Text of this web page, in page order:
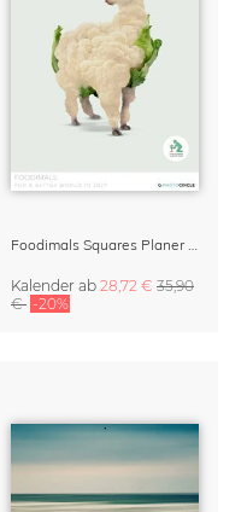
Foodimals Squares Planer 2027 – Kalender für die Küche
Kalender ab 28,72 € 35,90
€ -20%